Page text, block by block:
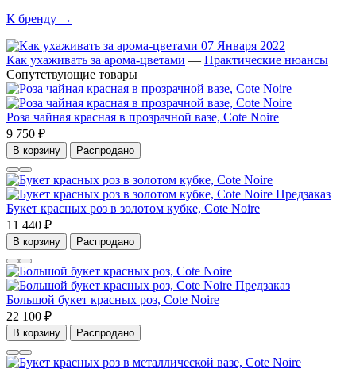
К бренду →
07 Января 2022
Как ухаживать за арома-цветами — Практические нюансы
Сопутствующие товары
Роза чайная красная в прозрачной вазе, Cote Noire
9 750 ₽
В корзину Распродано
Предзаказ
Букет красных роз в золотом кубке, Cote Noire
11 440 ₽
В корзину Распродано
Предзаказ
Большой букет красных роз, Cote Noire
22 100 ₽
В корзину Распродано